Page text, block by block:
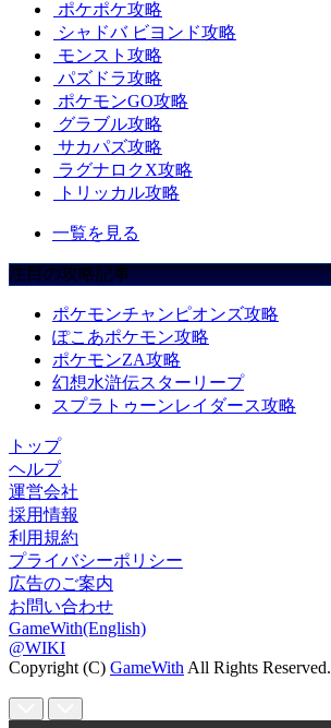
ポケポケ攻略
シャドバ ビヨンド攻略
モンスト攻略
パズドラ攻略
ポケモンGO攻略
グラブル攻略
サカパズ攻略
ラグナロクX攻略
トリッカル攻略
一覧を見る
注目の攻略記事
ポケモンチャンピオンズ攻略
ぽこあポケモン攻略
ポケモンZA攻略
幻想水滸伝スターリープ
スプラトゥーンレイダース攻略
トップ
ヘルプ
運営会社
採用情報
利用規約
プライバシーポリシー
広告のご案内
お問い合わせ
GameWith(English)
@WIKI
Copyright (C) GameWith All Rights Reserved.